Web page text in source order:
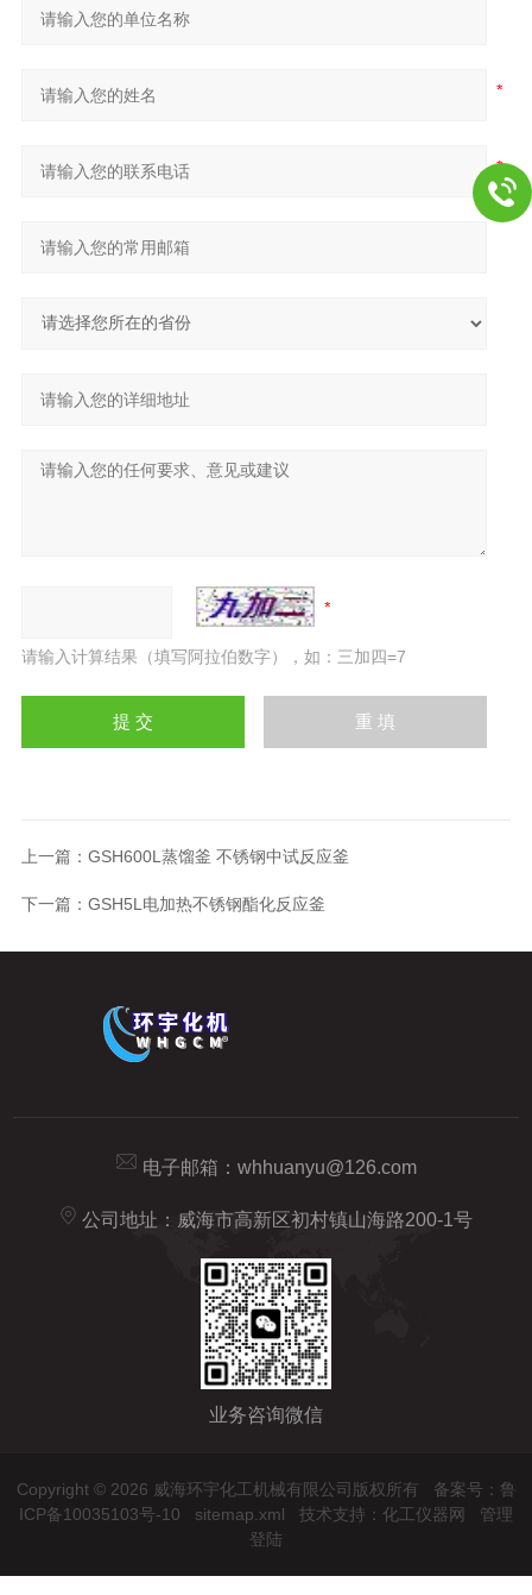
请输入计算结果（填写阿拉伯数字），如：三加四=7
上一篇： GSH600L蒸馏釜 不锈钢中试反应釜
下一篇： GSH5L电加热不锈钢酯化反应釜
电子邮箱： whhuanyu@126.com
公司地址：威海市高新区初村镇山海路200-1号
业务咨询微信
Copyright © 2026 威海环宇化工机械有限公司版权所有 备案号：鲁
ICP备10035103号-10
sitemap.xml 技术支持： 化工仪器网
管理
登陆